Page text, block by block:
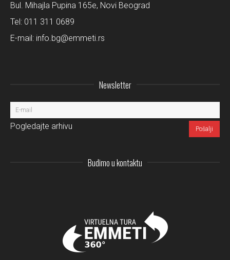
Bul. Mihajla Pupina 165e, Novi Beograd
Tel: 011 311 0689
E-mail: info.bg@emmeti.rs
Newsletter
Pogledajte arhivu
Budimo u kontaktu